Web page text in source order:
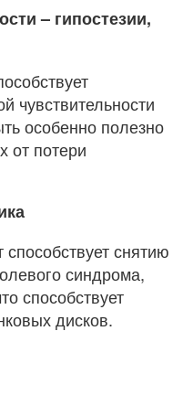
– гипостезии,
чувствительности
особенно полезно
от потери
снятию
синдрома,
способствует
дисков.